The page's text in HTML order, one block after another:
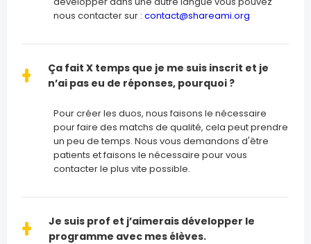
nous contacter sur :contact@shareami.org
Ça fait X temps que je me suis inscrit et je
n’ai pas eu de réponses, pourquoi ?
Pour créer les duos, nous faisons le nécessaire
pour faire des matchs de qualité, cela peut prendre
un peu de temps. Nous vous demandons d'être
patients et faisons le nécessaire pour vous
contacter le plus vite possible.
Je suis prof et j’aimerais développer le
programme avec mes élèves.